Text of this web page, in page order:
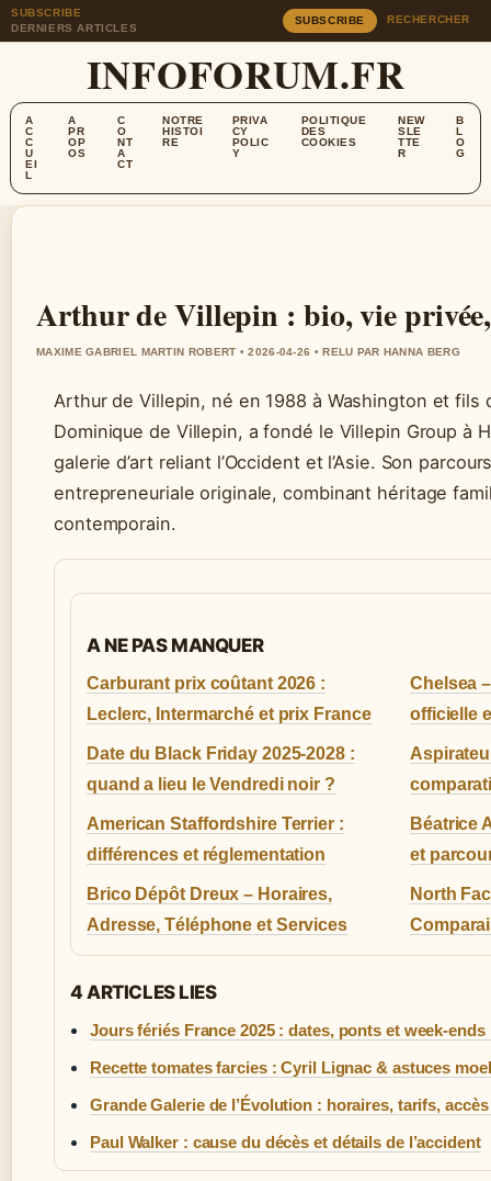
SUBSCRIBE
DERNIERS ARTICLES
SUBSCRIBE RECHERCHER
INFOFORUM.FR
A
C
C
U
EI
L
A
PR
OP
OS
C
O
NT
A
CT
NOTRE
HISTOI
RE
PRIVA
CY
POLIC
Y
POLITIQUE
DES
COOKIES
NEW
SLE
TTE
R
B
L
O
G
Arthur de Villepin : bio, vie
MAXIME GABRIEL MARTIN ROBERT • 2026-04-26 • RELU PAR HANNA BERG
Arthur de Villepin, né en 1988 à Washington et fils
Dominique de Villepin, a fondé le Villepin Group à
galerie d’art reliant l’Occident et l’Asie. Son
entrepreneuriale originale, combinant héritage
contemporain.
A NE PAS MANQUER
Carburant prix coûtant 2026 :
Leclerc, Intermarché et prix France
Chelsea
officielle
Date du Black Friday 2025-2028 :
quand a lieu le Vendredi noir ?
American Staffordshire Terrier :
différences et réglementation
Béatrice
et
Brico Dépôt Dreux – Horaires,
Adresse, Téléphone et Services
North
4 ARTICLES LIES
Jours fériés France 2025 : dates, ponts et week-
Recette tomates farcies : Cyril Lignac & astuces
Grande Galerie de l’Évolution : horaires, tarifs,
Paul Walker : cause du décès et détails de l’accident